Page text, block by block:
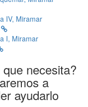
necesita?
a
ayudarlo